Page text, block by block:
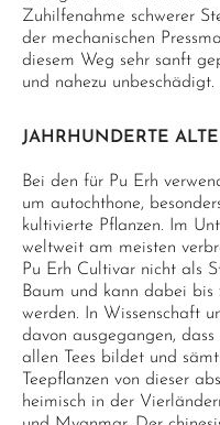
Zuhilfenahme schwerer
der mechanischen
diesem Weg sehr sanft
und nahezu unbeschädigt.
JAHRHUNDERTE
Bei den für Pu Erh
um autochthone,
kultivierte Pflanzen. Im
weltweit am meisten
Pu Erh Cultivar nicht als
Baum und kann dabei bis
werden. In Wissenschaft
davon ausgegangen,
allen Tees bildet und
Teepflanzen von dieser
heimisch in der